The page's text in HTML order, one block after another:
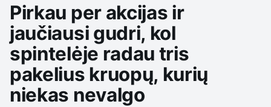
Pirkau per akcijas ir
jaučiausi gudri, kol
spintelėje radau tris
pakelius kruopų, kurių
niekas nevalgo